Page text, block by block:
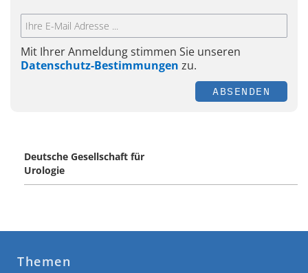
Mit Ihrer Anmeldung stimmen Sie unseren
Datenschutz-Bestimmungen zu.
ABSENDEN
Deutsche Gesellschaft für
Urologie
Themen